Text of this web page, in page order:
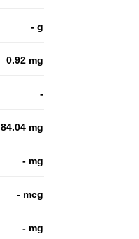
- g
0.92 mg
-
84.04 mg
- mg
- mcg
- mg